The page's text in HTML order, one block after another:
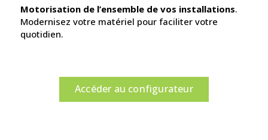
Motorisation de l’ensemble de vos installations.
Modernisez votre matériel pour faciliter votre
quotidien.
Accéder au configurateur